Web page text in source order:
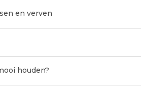
en verven
houden?